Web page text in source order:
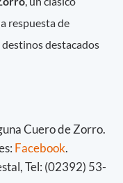
respuesta de
destacados
Cuero de Zorro.
Facebook.
Tel: (02392) 53-